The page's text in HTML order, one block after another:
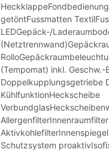
getöntFussmatten
LEDGepäck-/
(Tempomat) inkl.
Doppelkupplungsgetriebe
KühlfunktionHeckscheibe
Schutzsystem